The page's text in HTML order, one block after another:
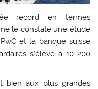
record en termes
le constate une étude
et la banque suisse
s’élève à 10 200
bien aux plus grandes